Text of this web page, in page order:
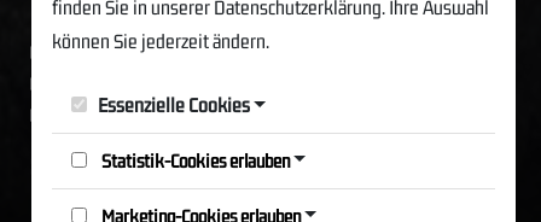
finden Sie in unserer Datenschutzerklärung. Ihre Auswahl
können Sie jederzeit ändern.
Essenzielle Cookies
Statistik-Cookies erlauben
Marketing-Cookies erlauben
© by Michael Rüppel
www.kravmagastreetdefence.com
www.leo-tactics.com